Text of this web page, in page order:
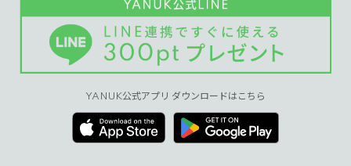
YANUK公式アプリ ダウンロードはこちら